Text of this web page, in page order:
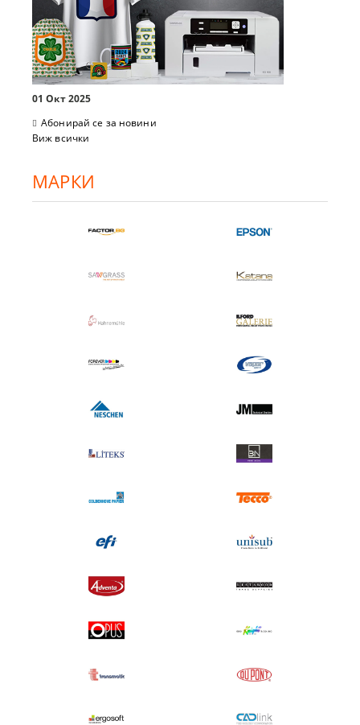
01 Окт 2025
Абонирай се за новини
Виж всички
МАРКИ